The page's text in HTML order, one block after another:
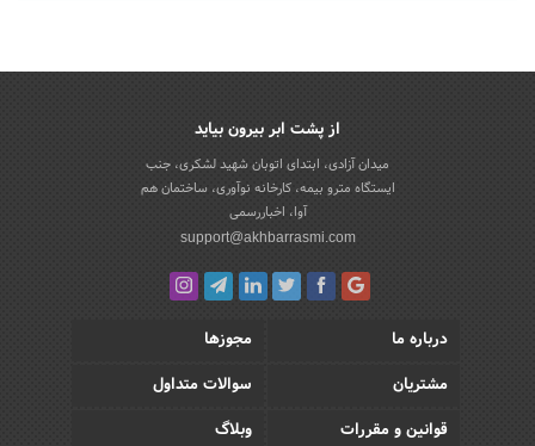
از پشت ابر بیرون بیاید
میدان آزادی، ابتدای اتوبان شهید لشکری، جنب
ایستگاه مترو بیمه، کارخانه نوآوری، ساختمان هم
آوا، اخباررسمی
support@akhbarrasmi.com
درباره ما
مجوزها
مشتریان
سوالات متداول
قوانین و مقررات
وبلاگ